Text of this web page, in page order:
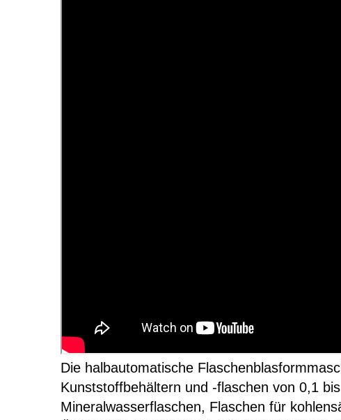
Die halbautomatische
Kunststoffbehältern und -flaschen von 0,1
Mineralwasserflaschen, Flaschen für